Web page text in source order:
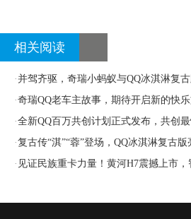
相关阅读
·并驾齐驱，奇瑞小蚂蚁与QQ冰淇淋复
·奇瑞QQ老车主故事，期待开启新的快
·全新QQ百万共创计划正式发布，共创
·复古传“淇”“蓉”登场，QQ冰淇淋复古
· 见证民族重卡力量！黄河H7震撼上市